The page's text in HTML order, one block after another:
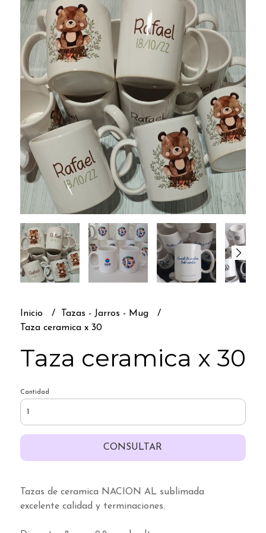
Inicio
Tazas - Jarros - Mug
Taza ceramica x 30
Taza ceramica x 30
Cantidad
CONSULTAR
Tazas de ceramica NACION AL sublimada
excelente calidad y terminaciones.